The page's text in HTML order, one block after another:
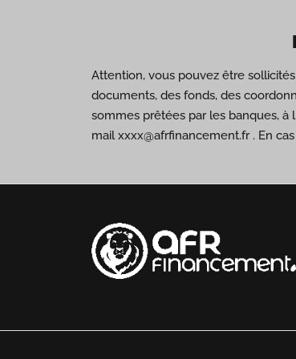
Attention, vous pouvez être
documents, des fonds, des
sommes prêtées par les banques,
mail xxxx@afrfinancement.fr . En